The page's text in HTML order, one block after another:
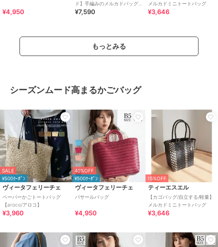
¥4,950
ド】手編みのメルカドバッグS/
かごバッグ/ハンド
¥7,590
メルカドミニトートバッグ
¥3,646
もっとみる
シーズンムード高まるかごバッグ
SALE
¥500ｸｰﾎﾟﾝ
ヴィータフェリーチェ
ペーパーかごトートバッグ
【aroco/アロコ】
¥3,960
40%OFF
¥500ｸｰﾎﾟﾝ
ヴィータフェリーチェ
パサールバッグ
¥4,950
15%OFF
ティーエスエル
【カゴバッグ/自立する/軽量】
メルカドミニトートバッグ
¥3,646